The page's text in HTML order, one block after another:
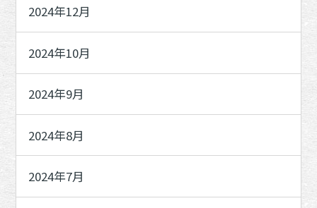
2024年12月
2024年10月
2024年9月
2024年8月
2024年7月